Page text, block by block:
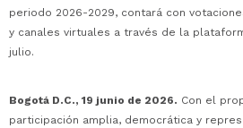
periodo 2026-2029, contará con
y canales virtuales a través de la
julio.
Bogotá D.C., 19 junio de 2026. Con el
participación amplia, democrática y